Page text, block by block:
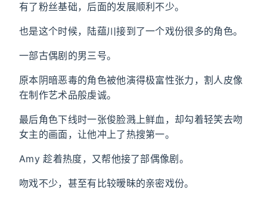
有了粉丝基础，后面的发展顺利不少。
也是这个时候，陆蕴川接到了一个戏份很多的角色。
一部古偶剧的男三号。
原本阴暗恶毒的角色被他演得极富性张力，割人皮像
在制作艺术品般虔诚。
最后角色下线时一张俊脸溅上鲜血，却勾着轻笑去吻
女主的画面，让他冲上了热搜第一。
Amy 趁着热度，又帮他接了部偶像剧。
吻戏不少，甚至有比较暧昧的亲密戏份。